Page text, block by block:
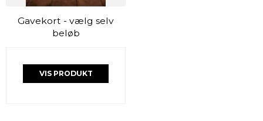
Gavekort - vælg selv
beløb
VIS PRODUKT